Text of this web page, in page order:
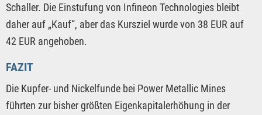
Schaller. Die Einstufung von Infineon Technologies bleibt
daher auf „Kauf“, aber das Kursziel wurde von 38 EUR auf
42 EUR angehoben.
FAZIT
Die Kupfer- und Nickelfunde bei Power Metallic Mines
führten zur bisher größten Eigenkapitalerhöhung in der